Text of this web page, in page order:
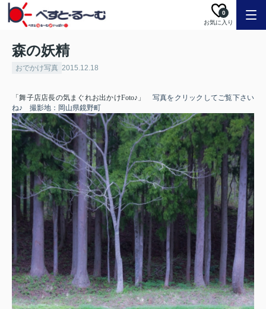
お気に入り
0
森の妖精
おでかけ写真 2015.12.18
「舞子店店長の気まぐれお出かけFoto♪」 写真をクリックしてご覧下さい
ね♪ 撮影地：岡山県鏡野町